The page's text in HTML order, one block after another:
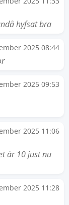
hyfsat bra
2025 08:44
2025 09:53
2025 11:06
är 10 just nu
2025 11:28